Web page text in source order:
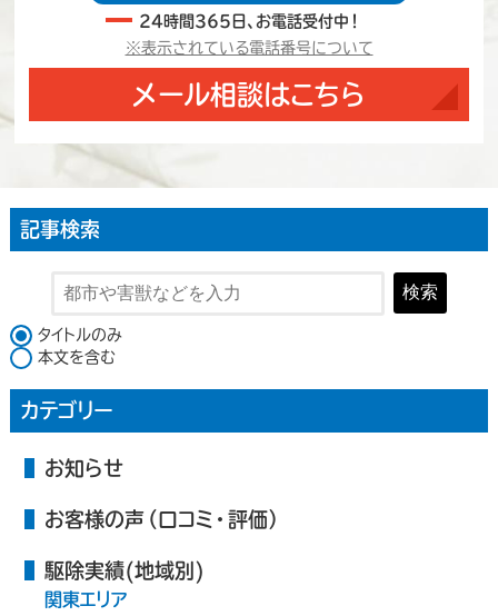
24時間365日、お電話受付中！
※表示されている電話番号について
メール相談はこちら
記事検索
検索
検索対象
タイトルのみ
本文を含む
カテゴリー
お知らせ
お客様の声（口コミ・評価）
駆除実績(地域別)
関東エリア